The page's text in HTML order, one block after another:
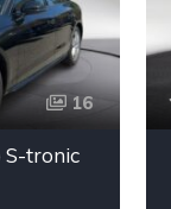
16
S-tronic